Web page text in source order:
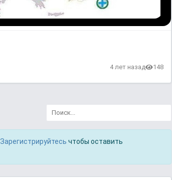
4 лет назад 148
Зарегистрируйтесь чтобы оставить